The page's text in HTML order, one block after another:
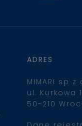
ADRES
MIMARI sp z
ul. Kurkowa
50-210